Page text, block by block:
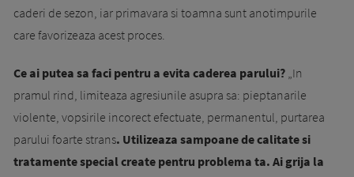
caderi de sezon, iar pri­ma­vara si toamna sunt anotimpurile
care favori­zea­za acest proces.
Ce ai putea sa faci pentru a evita ca­derea pa­ru­­lui? „In
pramul rind, limiteaza agresiunile asu­pra sa: piepta­na­rile
violente, vopsirile inco­rect e­fec­tuate, permanentul, purtarea
pa­rului foarte strans. Utilizeaza sampoane de calitate si
tratamente special create pentru problema ta. Ai gri­ja la